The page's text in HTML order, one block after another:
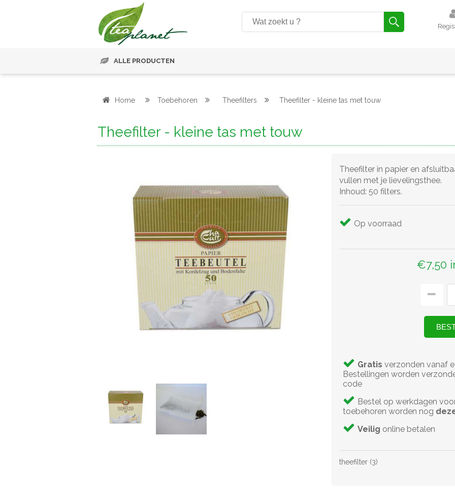
ALLE PRODUCTEN
Home Toebehoren Theefilters Theefilter - kleine tas met touw
Theefilter - kleine tas met touw
Theefilter in papier en
vullen met je lievelingsthee.
Inhoud: 50 filters.
Op voorraad
€7,50
Gratis verzonden vanaf
Bestellingen worden
code
Bestel op werkdagen
toebehoren worden nog
Veilig online betalen
theefilter (3)